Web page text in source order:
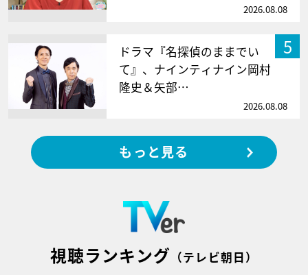
2026.08.08
5
ドラマ『名探偵のままでい
て』、ナインティナイン岡村
隆史＆矢部…
2026.08.08
もっと見る
視聴ランキング （テレビ朝日）